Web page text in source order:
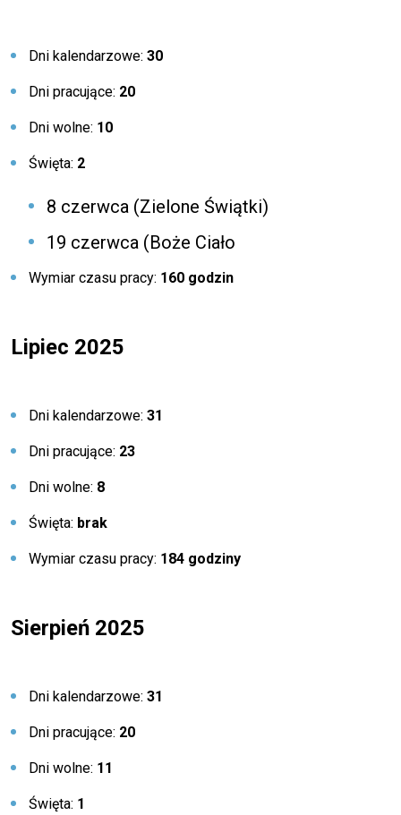
Dni kalendarzowe: 30
Dni pracujące: 20
Dni wolne: 10
Święta: 2
8 czerwca (Zielone Świątki)
19 czerwca (Boże Ciało
Wymiar czasu pracy: 160 godzin
Lipiec 2025
Dni kalendarzowe: 31
Dni pracujące: 23
Dni wolne: 8
Święta: brak
Wymiar czasu pracy: 184 godziny
Sierpień 2025
Dni kalendarzowe: 31
Dni pracujące: 20
Dni wolne: 11
Święta: 1